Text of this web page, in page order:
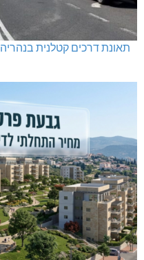
תאונת דרכים קטלנית בנהריה